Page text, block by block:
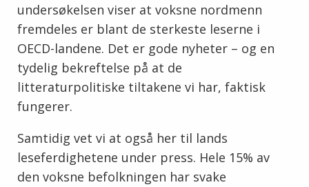
undersøkelsen viser at voksne nordmenn
fremdeles er blant de sterkeste leserne i
OECD-landene. Det er gode nyheter – og en
tydelig bekreftelse på at de
litteraturpolitiske tiltakene vi har, faktisk
fungerer.
Samtidig vet vi at også her til lands
leseferdighetene under press. Hele 15% av
den voksne befolkningen har svake